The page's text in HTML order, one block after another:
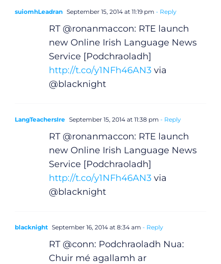
suiomhLeadran September 15, 2014 at 11:19 pm - Reply
RT @ronanmaccon: RTE launch
new Online Irish Language News
Service [Podchraoladh]
http://t.co/y1NFh46AN3via
@blacknight
LangTeachersIre September 15, 2014 at 11:38 pm - Reply
RT @ronanmaccon: RTE launch
new Online Irish Language News
Service [Podchraoladh]
http://t.co/y1NFh46AN3via
@blacknight
blacknight September 16, 2014 at 8:34 am - Reply
RT @conn: Podchraoladh Nua:
Chuir mé agallamh ar